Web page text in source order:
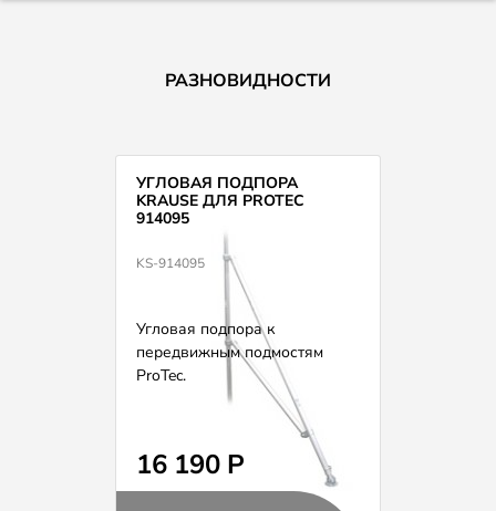
РАЗНОВИДНОСТИ
УГЛОВАЯ ПОДПОРА
KRAUSE ДЛЯ PROTEC
914095
KS-914095
Угловая подпора к
передвижным подмостям
ProTec.
16 190 Р